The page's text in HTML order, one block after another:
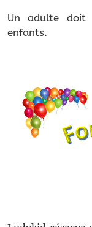
Un adulte doit
enfants.